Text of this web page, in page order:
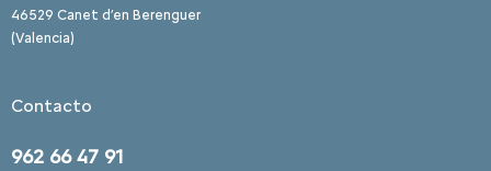
46529 Canet d’en Berenguer
(Valencia)
Contacto
962 66 47 91